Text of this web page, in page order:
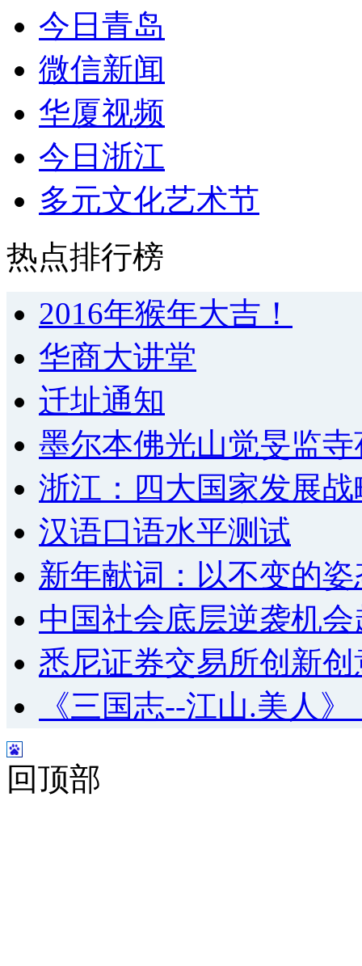
今日青岛
微信新闻
华厦视频
今日浙江
多元文化艺术节
热点排行榜
2016年猴年大吉！
华商大讲堂
迁址通知
墨尔本佛光山觉旻监
浙江：四大国家发展
汉语口语水平测试
新年献词：以不变的
中国社会底层逆袭机
悉尼证券交易所创新
《三国志--江山.美人
回顶部